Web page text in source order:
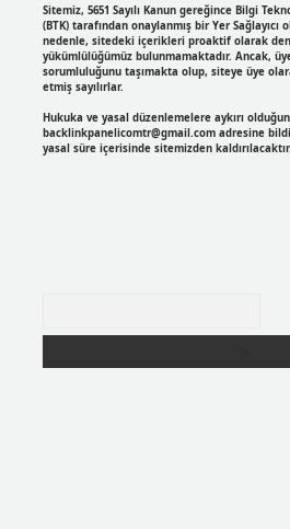
Sitemiz, 5651 Sayılı Kanun gereğince Bilgi
(BTK) tarafından onaylanmış bir Yer
nedenle, sitedeki içerikleri proaktif olarak
yükümlülüğümüz bulunmamaktadır. Ancak,
sorumluluğunu taşımakta olup, siteye üye
etmiş sayılırlar.
Hukuka ve yasal düzenlemelere aykırı
backlinkpanelicomtr@gmail.comadresine
yasal süre içerisinde sitemizden kaldırılacaktır.